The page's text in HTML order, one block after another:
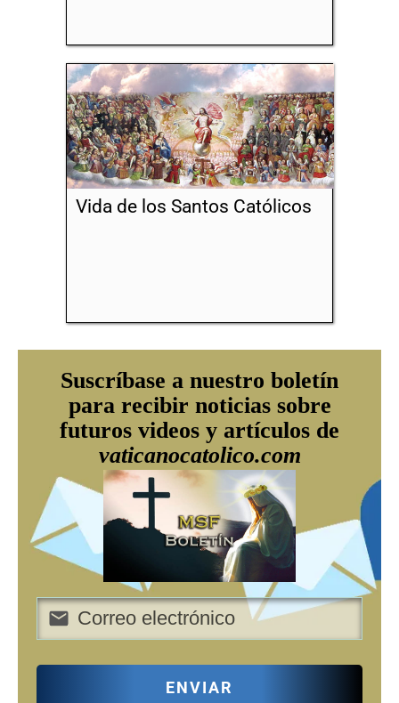
Vida de los Santos Católicos
Suscríbase a nuestro boletín
para recibir noticias sobre
futuros videos y artículos de
vaticanocatolico.com
ENVIAR